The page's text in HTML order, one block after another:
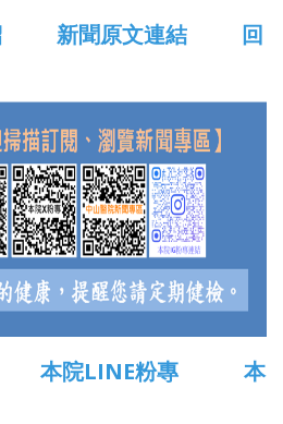
紹 新聞原文連結
回
本院LINE粉專
本